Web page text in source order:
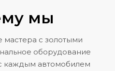
мы
мастера с золотыми
оборудование
каждым автомобилем